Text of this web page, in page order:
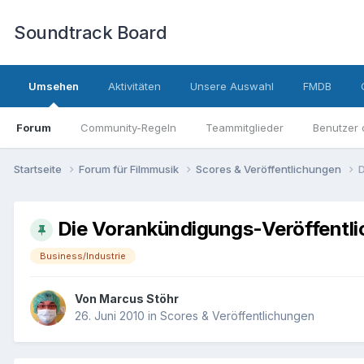
Soundtrack Board
Umsehen
Forum Community-Regeln Teammitglieder Benutzer
Aktivitäten Unsere Auswahl FMDB
Startseite Forum für Filmmusik Scores & Veröffentlichungen
Die Vorankündigungs-
Business/Industrie
Von Marcus Stöhr
26. Juni 2010 in Scores & Veröffentlichungen